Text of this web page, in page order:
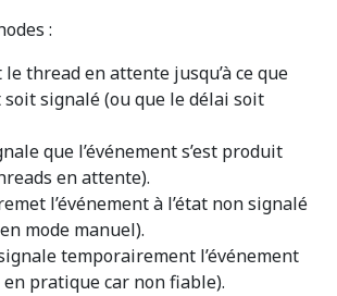
:
le thread en attente jusqu’à ce que
soit signalé (ou que le délai soit
que l’événement s’est produit
en attente).
l’événement à l’état non signalé
mode manuel).
temporairement l’événement
pratique car non fiable).